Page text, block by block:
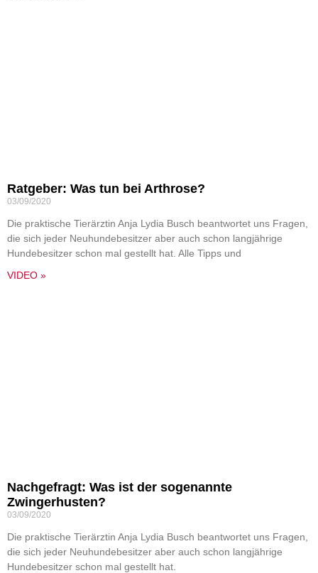
Ratgeber: Was tun bei Arthrose?
03/09/2020
Die praktische Tierärztin Anja Lydia Busch beantwortet uns Fragen,
die sich jeder Neuhundebesitzer aber auch schon langjährige
Hundebesitzer schon mal gestellt hat. Alle Tipps und
VIDEO »
Nachgefragt: Was ist der sogenannte
Zwingerhusten?
03/09/2020
Die praktische Tierärztin Anja Lydia Busch beantwortet uns Fragen,
die sich jeder Neuhundebesitzer aber auch schon langjährige
Hundebesitzer schon mal gestellt hat.